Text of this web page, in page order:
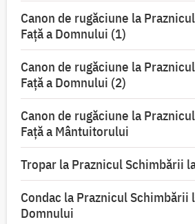
Canon de rugăciune la
Faţă a Domnului (1)
Canon de rugăciune la
Faţă a Domnului (2)
Canon de rugăciune la
Față a Mântuitorului
Tropar la Praznicul Schimbării
Condac la Praznicul Schimbării
Domnului